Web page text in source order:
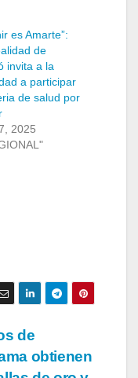
es Amarte”:
de
invita a la
a participar
de salud por
2025
de
obtienen